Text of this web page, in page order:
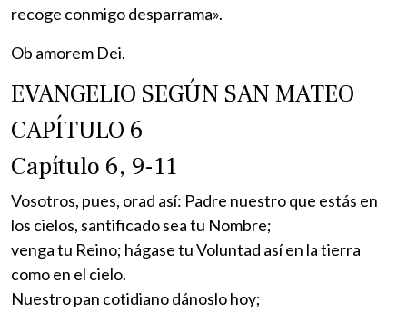
recoge conmigo desparrama».
Ob amorem Dei.
EVANGELIO SEGÚN SAN MATEO
CAPÍTULO 6
Capítulo 6, 9-11
Vosotros, pues, orad así: Padre nuestro que estás en
los cielos, santificado sea tu Nombre;
venga tu Reino; hágase tu Voluntad así en la tierra
como en el cielo.
Nuestro pan cotidiano dánoslo hoy;